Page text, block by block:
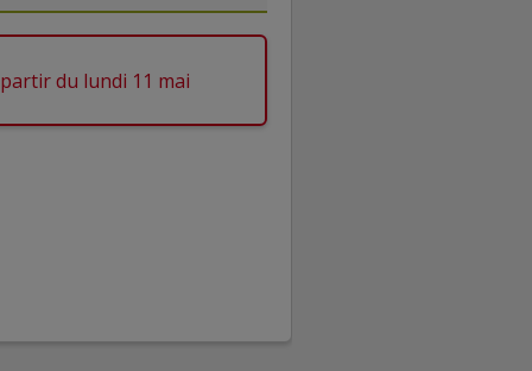
du lundi 11 mai